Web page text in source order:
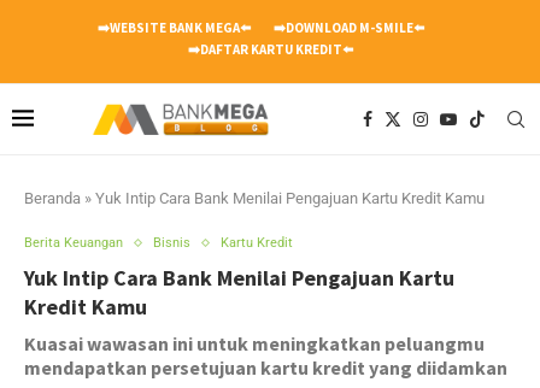
➡️WEBSITE BANK MEGA⬅️
➡️DOWNLOAD M-SMILE⬅️
➡️DAFTAR KARTU KREDIT⬅️
Beranda » Yuk Intip Cara Bank Menilai Pengajuan Kartu Kredit Kamu
Berita Keuangan Bisnis Kartu Kredit
Yuk Intip Cara Bank Menilai Pengajuan Kartu
Kredit Kamu
Kuasai wawasan ini untuk meningkatkan peluangmu
mendapatkan persetujuan kartu kredit yang diidamkan